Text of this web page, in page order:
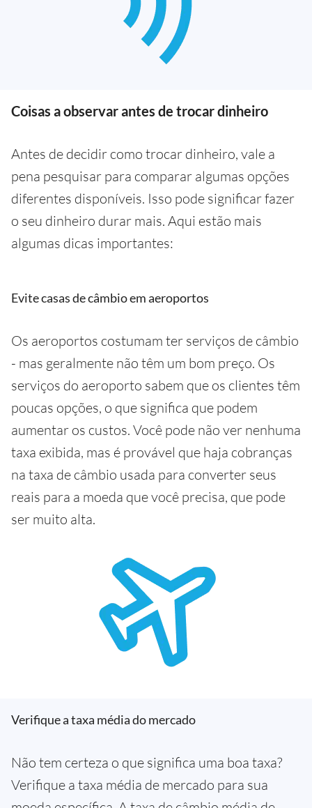
Coisas a observar antes de trocar dinheiro
Antes de decidir como trocar dinheiro, vale a
pena pesquisar para comparar algumas opções
diferentes disponíveis. Isso pode significar fazer
o seu dinheiro durar mais. Aqui estão mais
algumas dicas importantes:
Evite casas de câmbio em aeroportos
Os aeroportos costumam ter serviços de câmbio
- mas geralmente não têm um bom preço. Os
serviços do aeroporto sabem que os clientes têm
poucas opções, o que significa que podem
aumentar os custos. Você pode não ver nenhuma
taxa exibida, mas é provável que haja cobranças
na taxa de câmbio usada para converter seus
reais para a moeda que você precisa, que pode
ser muito alta.
Verifique a taxa média do mercado
Não tem certeza o que significa uma boa taxa?
Verifique a taxa média de mercado para sua